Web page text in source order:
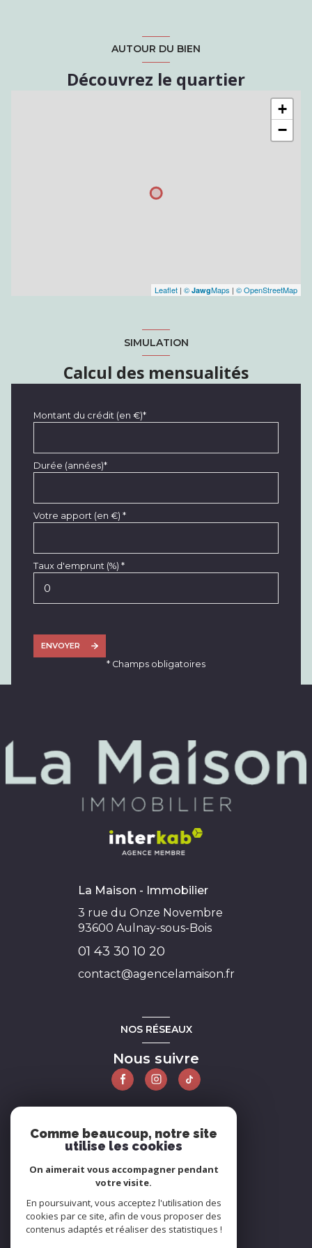
AUTOUR DU BIEN
Découvrez le quartier
+
−
Leaflet | © JawgMaps | © OpenStreetMap
SIMULATION
Calcul des mensualités
Montant du crédit (en €)*
Durée (années)*
Votre apport (en €) *
Taux d'emprunt (%) *
ENVOYER
* Champs obligatoires
La Maison - Immobilier
3 rue du Onze Novembre
93600 Aulnay-sous-Bois
01 43 30 10 20
contact@agencelamaison.fr
NOS RÉSEAUX
Nous suivre
ADHÉRENTS
Comme beaucoup, notre site
utilise les cookies
On aimerait vous accompagner pendant
votre visite.
En poursuivant, vous acceptez l'utilisation des
cookies par ce site, afin de vous proposer des
contenus adaptés et réaliser des statistiques !